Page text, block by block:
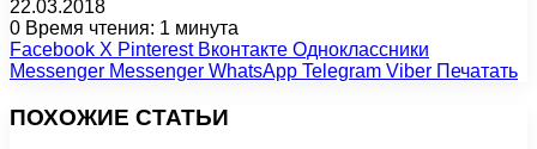
22.03.2018
0 Время чтения: 1 минута
Facebook X Pinterest Вконтакте Одноклассники
Messenger Messenger WhatsApp Telegram Viber Печатать
ПОХОЖИЕ СТАТЬИ